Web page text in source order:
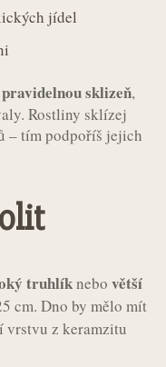
jídel
pravidelnou sklizeň,
Rostliny sklízej
– tím podpoříš jejich
truhlíknebo větší
cm. Dno by mělo mít
vrstvu z keramzitu